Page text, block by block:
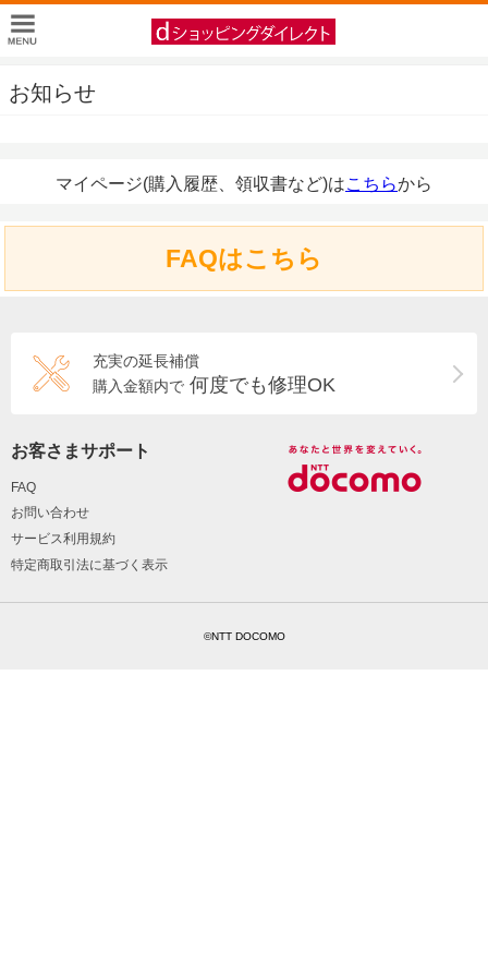
お知らせ
マイページ(購入履歴、領収書など)はこちらから
FAQはこちら
充実の延長補償
購入金額内で 何度でも修理OK
お客さまサポート
FAQ
お問い合わせ
サービス利用規約
特定商取引法に基づく表示
©NTT DOCOMO